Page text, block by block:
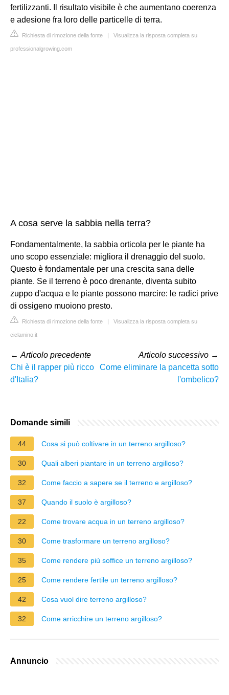
fertilizzanti. Il risultato visibile è che aumentano coerenza
e adesione fra loro delle particelle di terra.
Richiesta di rimozione della fonte | Visualizza la risposta completa su
professionalgrowing.com
A cosa serve la sabbia nella terra?
Fondamentalmente, la sabbia orticola per le piante ha
uno scopo essenziale: migliora il drenaggio del suolo.
Questo è fondamentale per una crescita sana delle
piante. Se il terreno è poco drenante, diventa subito
zuppo d'acqua e le piante possono marcire: le radici prive
di ossigeno muoiono presto.
Richiesta di rimozione della fonte | Visualizza la risposta completa su
ciclamino.it
← Articolo precedente
Chi è il rapper più ricco
d'Italia?
Articolo successivo →
Come eliminare la pancetta sotto
l'ombelico?
Domande simili
44 Cosa si può coltivare in un terreno argilloso?
30 Quali alberi piantare in un terreno argilloso?
32 Come faccio a sapere se il terreno e argilloso?
37 Quando il suolo è argilloso?
22 Come trovare acqua in un terreno argilloso?
30 Come trasformare un terreno argilloso?
35 Come rendere più soffice un terreno argilloso?
25 Come rendere fertile un terreno argilloso?
42 Cosa vuol dire terreno argilloso?
32 Come arricchire un terreno argilloso?
Annuncio